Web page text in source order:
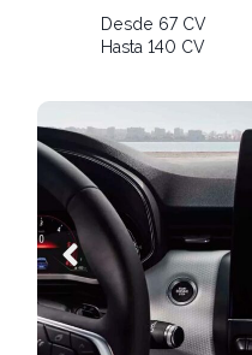
Desde 67 CV
Hasta 140 CV